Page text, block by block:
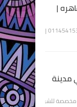
|
محلات بيع كراتين فارغة القاهرة 01009345417 - 01145415359 |
مدينة
مخصصة للشركات والمتاجر.